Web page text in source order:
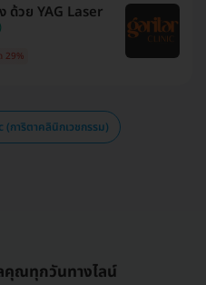
ด้วย YAG Laser
29%
การิตาคลินิกเวชกรรม)
ณทุกวันทางไลน์